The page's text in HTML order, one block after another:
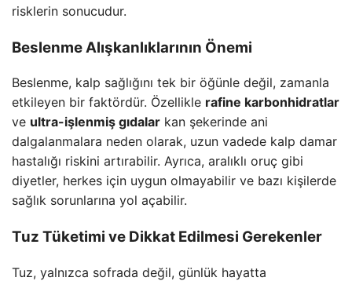
risklerin sonucudur.
Beslenme Alışkanlıklarının Önemi
Beslenme, kalp sağlığını tek bir öğünle değil, zamanla
etkileyen bir faktördür. Özellikle rafine karbonhidratlar
ve ultra-işlenmiş gıdalar kan şekerinde ani
dalgalanmalara neden olarak, uzun vadede kalp damar
hastalığı riskini artırabilir. Ayrıca, aralıklı oruç gibi
diyetler, herkes için uygun olmayabilir ve bazı kişilerde
sağlık sorunlarına yol açabilir.
Tuz Tüketimi ve Dikkat Edilmesi Gerekenler
Tuz, yalnızca sofrada değil, günlük hayatta